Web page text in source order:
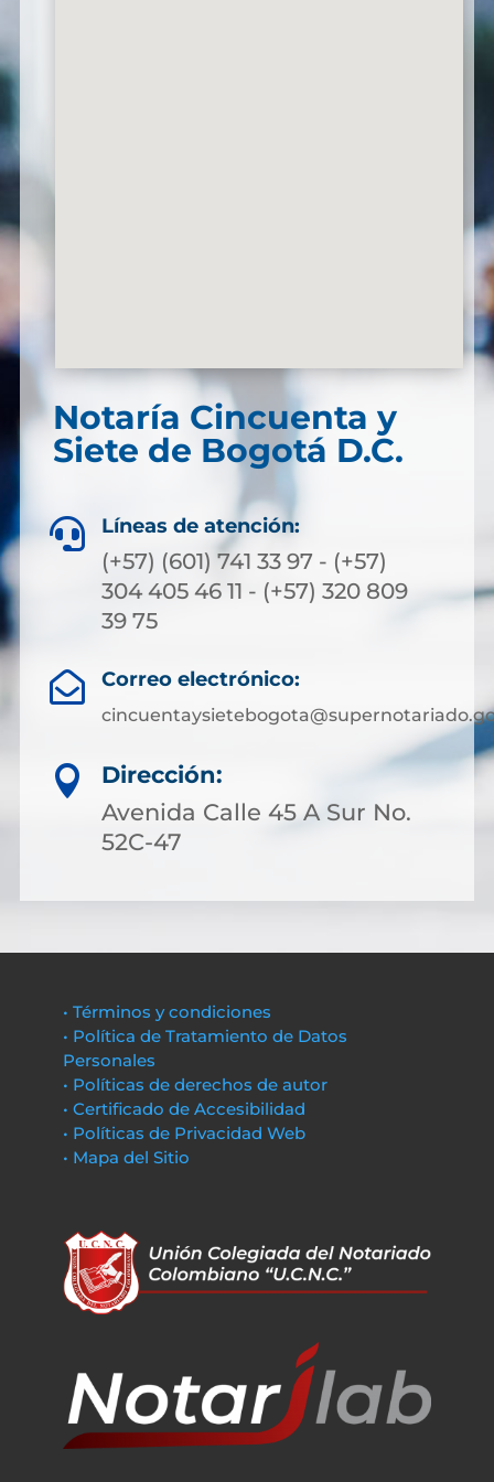
Notaría Cincuenta y
Siete de Bogotá D.C.
 Líneas de atención:
(+57) (601) 741 33 97 - (+57)
304 405 46 11 - (+57) 320 809
39 75
 Correo electrónico:

Dirección:
Avenida Calle 45 A Sur No.
52C-47
• Términos y condiciones
• Política de Tratamiento de Datos
Personales
• Políticas de derechos de autor
• Certificado de Accesibilidad
• Políticas de Privacidad Web
• Mapa del Sitio